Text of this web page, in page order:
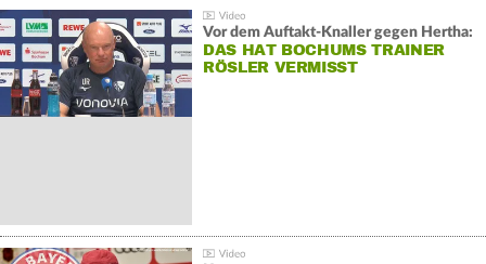
Vor dem Auftakt-Knaller gegen Hertha:
DAS HAT BOCHUMS TRAINER
RÖSLER VERMISST